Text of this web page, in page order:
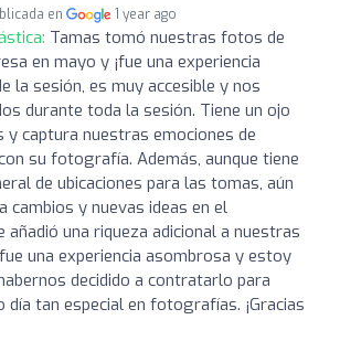
en 1 year ago
Tamas tomó nuestras fotos de
en mayo y ¡fue una experiencia
la sesión, es muy accesible y nos
durante toda la sesión. Tiene un ojo
y captura nuestras emociones de
su fotografía. Además, aunque tiene
de ubicaciones para las tomas, aún
cambios y nuevas ideas en el
añadió una riqueza adicional a nuestras
una experiencia asombrosa y estoy
decidido a contratarlo para
tan especial en fotografías. ¡Gracias